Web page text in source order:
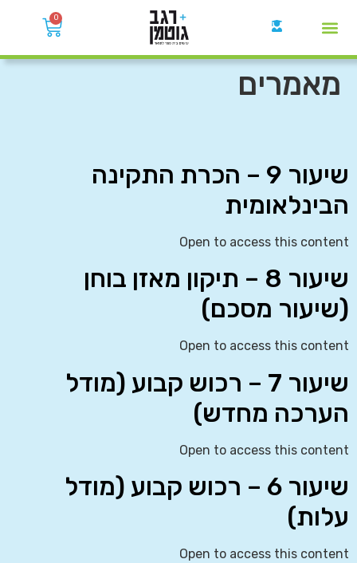
0
מאמרים
שיעור 9 – הכרת התקינה
הבינלאומית
Open to access this content
שיעור 8 – תיקון מאזן בוחן
(שיעור מסכם)
Open to access this content
שיעור 7 – רכוש קבוע (מודל
הערכה מחדש)
Open to access this content
שיעור 6 – רכוש קבוע (מודל
עלות)
Open to access this content